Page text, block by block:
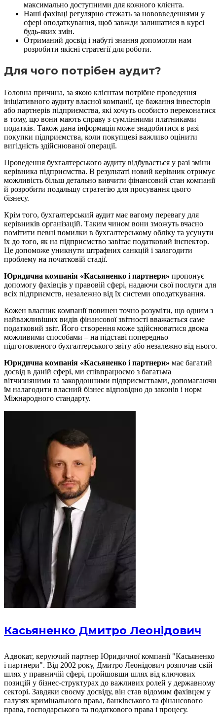
максимально доступними для кожного клієнта.
Наші фахівці регулярно стежать за нововведеннями у
сфері оподаткування, щоб завжди залишатися в курсі
будь-яких змін.
Отриманий досвід і набуті знання допомогли нам
розробити якісні стратегії для роботи.
Для чого потрібен аудит?
Головна причина, за якою клієнтам потрібне проведення
ініціативного аудиту власної компанії, це бажання інвесторів
або партнерів підприємства, які хочуть особисто переконатися
в тому, що вони мають справу з сумлінними платниками
податків. Також дана інформація може знадобитися в разі
покупки підприємства, коли покупцеві важливо оцінити
вигідність здійснюваної операції.
Проведення бухгалтерського аудиту відбувається у разі зміни
керівника підприємства. В результаті новий керівник отримує
можливість більш детально вивчити фінансовий стан компанії
й розробити подальшу стратегію для просування цього
бізнесу.
Крім того, бухгалтерський аудит має вагому перевагу для
керівників організацій. Таким чином вони зможуть вчасно
помітити певні помилки в бухгалтерському обліку та усунути
їх до того, як на підприємство завітає податковий інспектор.
Це допоможе уникнути штрафних санкцій і залагодити
проблему на початковій стадії.
Юридична компанія «Касьяненко і партнери» пропонує
допомогу фахівців у правовій сфері, надаючи свої послуги для
всіх підприємств, незалежно від їх системи оподаткування.
Кожен власник компанії повинен точно розуміти, що одним з
найважливіших видів фінансової звітності вважається саме
податковий звіт. Його створення може здійснюватися двома
можливими способами – на підставі попередньо
підготовленого бухгалтерського звіту або незалежно від нього.
Юридична компанія «Касьяненко і партнери» має багатий
досвід в даній сфері, ми співпрацюємо з багатьма
вітчизняними та закордонними підприємствами, допомагаючи
їм налагодити власний бізнес відповідно до законів і норм
Міжнародного стандарту.
Касьяненко Дмитро Леонідович
Адвокат, керуючий партнер Юридичної компанії "Касьяненко
і партнери". Від 2002 року, Дмитро Леонідович розпочав свій
шлях у правничій сфері, пройшовши шлях від ключових
позицій у бізнес-структурах до важливих ролей у державному
секторі. Завдяки своєму досвіду, він став відомим фахівцем у
галузях кримінального права, банківського та фінансового
права, господарського та податкового права і процесу.